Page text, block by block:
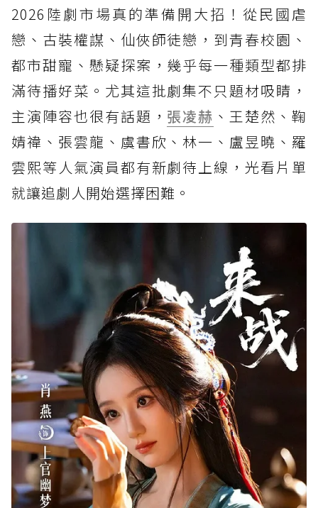
2026陸劇市場真的準備開大招！從民國虐
戀、古裝權謀、仙俠師徒戀，到青春校園、
都市甜寵、懸疑探案，幾乎每一種類型都排
滿待播好菜。尤其這批劇集不只題材吸睛，
主演陣容也很有話題， 張凌赫 、王楚然、鞠
婧禕、張雲龍、虞書欣、林一、盧昱曉、羅
雲熙等人氣演員都有新劇待上線，光看片單
就讓追劇人開始選擇困難。